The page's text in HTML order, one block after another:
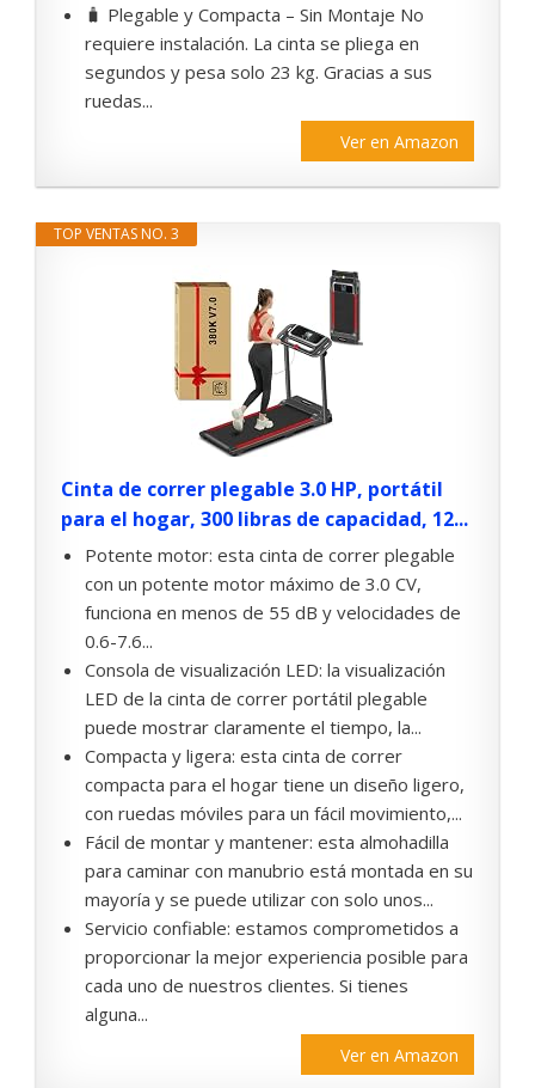
🧳 Plegable y Compacta – Sin Montaje No
requiere instalación. La cinta se pliega en
segundos y pesa solo 23 kg. Gracias a sus
ruedas...
Ver en Amazon
TOP VENTAS NO. 3
Cinta de correr plegable 3.0 HP, portátil
para el hogar, 300 libras de capacidad, 12...
Potente motor: esta cinta de correr plegable
con un potente motor máximo de 3.0 CV,
funciona en menos de 55 dB y velocidades de
0.6-7.6...
Consola de visualización LED: la visualización
LED de la cinta de correr portátil plegable
puede mostrar claramente el tiempo, la...
Compacta y ligera: esta cinta de correr
compacta para el hogar tiene un diseño ligero,
con ruedas móviles para un fácil movimiento,...
Fácil de montar y mantener: esta almohadilla
para caminar con manubrio está montada en su
mayoría y se puede utilizar con solo unos...
Servicio confiable: estamos comprometidos a
proporcionar la mejor experiencia posible para
cada uno de nuestros clientes. Si tienes
alguna...
Ver en Amazon